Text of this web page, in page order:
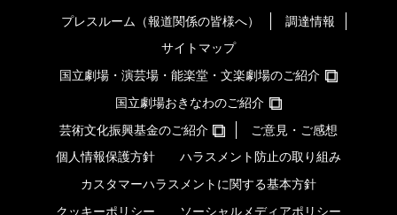
プレスルーム（報道関係の皆様へ）
調達情報
サイトマップ
国立劇場・演芸場・能楽堂・文楽劇場のご紹介
国立劇場おきなわのご紹介
芸術文化振興基金のご紹介
ご意見・ご感想
個人情報保護方針
ハラスメント防止の取り組み
カスタマーハラスメントに関する基本方針
クッキーポリシー
ソーシャルメディアポリシー